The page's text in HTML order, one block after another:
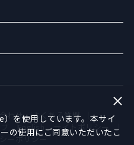
わせ
よくある質問
English
サイトポリシー
ーポリシー
を使用しています。本サイ
の使用にご同意いただいたこ